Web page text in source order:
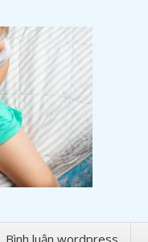
Bình luận wordpress